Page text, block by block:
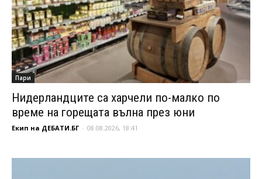
Пари
Нидерландците са харчели по-малко по
време на горещата вълна през юни
Екип на ДЕБАТИ.БГ - 08.08.2026, 18:41